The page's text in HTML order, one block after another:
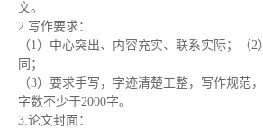
文。
2.写作要求：
（1）中心突出、内容充实、联系实际；（
同；
（3）要求手写，字迹清楚工整，写作规范
字数不少于2000字。
3.论文封面：